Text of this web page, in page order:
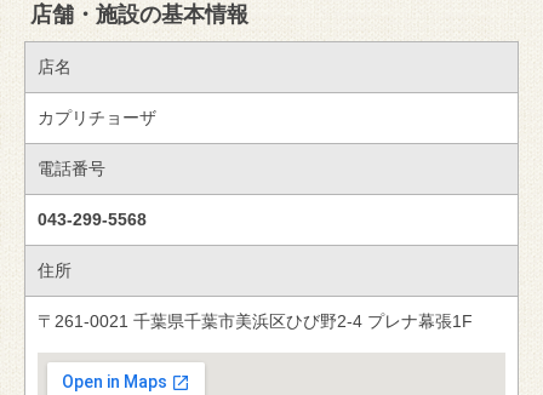
店舗・施設の基本情報
店名
カプリチョーザ
電話番号
043-299-5568
住所
〒261-0021 千葉県千葉市美浜区ひび野2-4 プレナ幕張1F